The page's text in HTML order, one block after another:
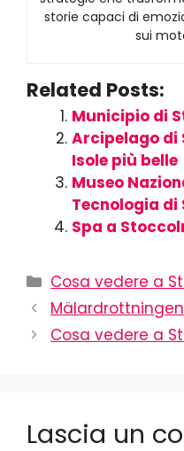
storie capaci di
sui
Related Posts:
Municipio di
Arcipelago di
Isole più belle
Museo
Tecnologia di
Spa a
Cosa vedere a
Cosa vedere a
Lascia un